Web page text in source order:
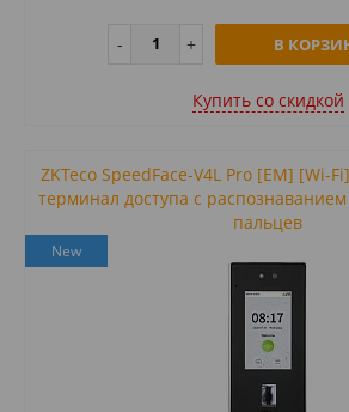
В
Купить cо скидкой
ZKTeco SpeedFace-V4L Pro [EM] [Wi-
терминал доступа с
пальцев
New